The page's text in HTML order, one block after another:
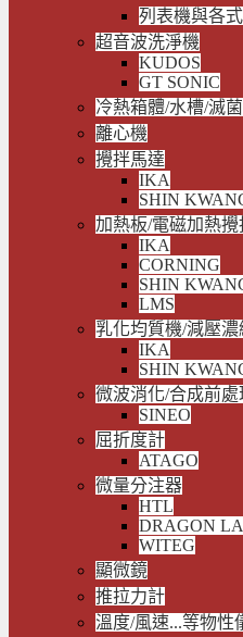
列表機與各
超音波洗淨機
KUDOS
GT SONIC
冷熱箱體/水槽/滅
離心機
攪拌馬達
IKA
SHIN
加熱板/電磁加熱
IKA
CORNING
SHIN
LMS
乳化均質機/減壓濃
IKA
SHIN
微波消化/合成前處
SINEO
屈折度計
ATAGO
微量分注器
HTL
DRAGON
WITEG
顯微鏡
推拉力計
溫度/風速...等物性